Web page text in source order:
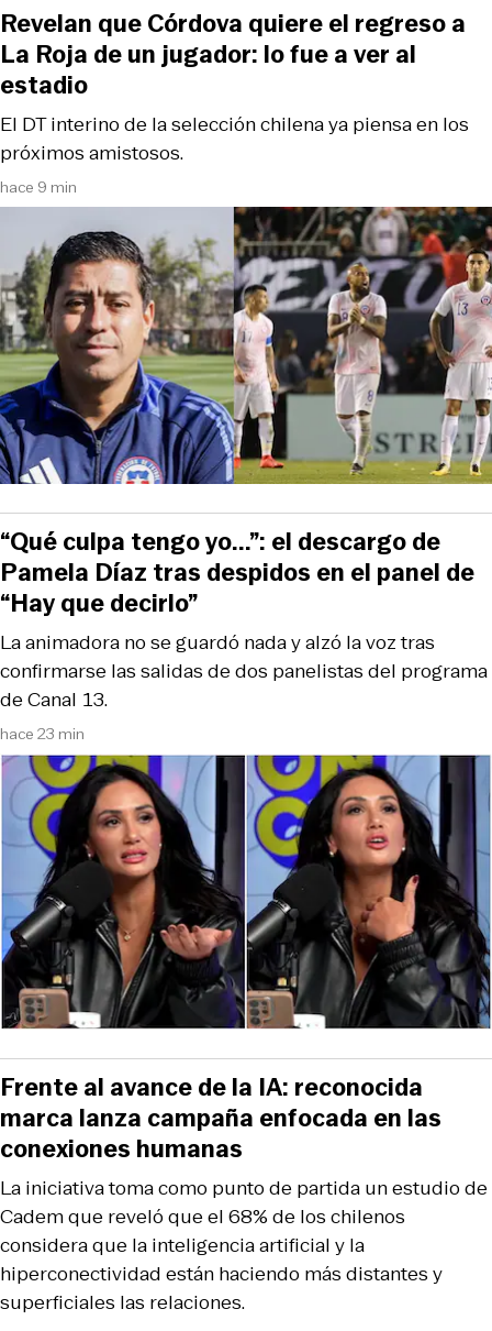
hace 9 min
El DT interino de la selección chilena ya piensa en los
próximos amistosos.
Revelan que Córdova quiere el regreso a
La Roja de un jugador: lo fue a ver al
estadio
hace 23 min
La animadora no se guardó nada y alzó la voz tras
confirmarse las salidas de dos panelistas del programa
de Canal 13.
“Qué culpa tengo yo...”: el descargo de
Pamela Díaz tras despidos en el panel de
“Hay que decirlo”
La iniciativa toma como punto de partida un estudio de
Cadem que reveló que el 68% de los chilenos
considera que la inteligencia artificial y la
hiperconectividad están haciendo más distantes y
superficiales las relaciones.
Frente al avance de la IA: reconocida
marca lanza campaña enfocada en las
conexiones humanas